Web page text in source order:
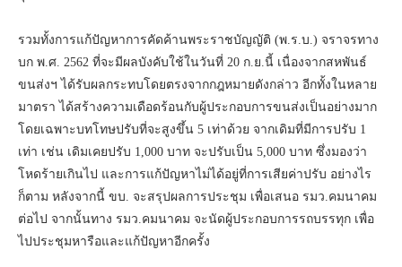
รวมทั้งการแก้ปัญหาการคัดค้านพระราชบัญญัติ (พ.ร.บ.) จราจรทาง
บก พ.ศ. 2562 ที่จะมีผลบังคับใช้ในวันที่ 20 ก.ย.นี้ เนื่องจากสหพันธ์
ขนส่งฯ ได้รับผลกระทบโดยตรงจากกฎหมายดังกล่าว อีกทั้งในหลาย
มาตรา ได้สร้างความเดือดร้อนกับผู้ประกอบการขนส่งเป็นอย่างมาก
โดยเฉพาะบทโทษปรับที่จะสูงขึ้น 5 เท่าด้วย จากเดิมที่มีการปรับ 1
เท่า เช่น เดิมเคยปรับ 1,000 บาท จะปรับเป็น 5,000 บาท ซึ่งมองว่า
โหดร้ายเกินไป และการแก้ปัญหาไม่ได้อยู่ที่การเสียค่าปรับ อย่างไร
ก็ตาม หลังจากนี้ ขบ. จะสรุปผลการประชุม เพื่อเสนอ รมว.คมนาคม
ต่อไป จากนั้นทาง รมว.คมนาคม จะนัดผู้ประกอบการรถบรรทุก เพื่อ
ไปประชุมหารือและแก้ปัญหาอีกครั้ง